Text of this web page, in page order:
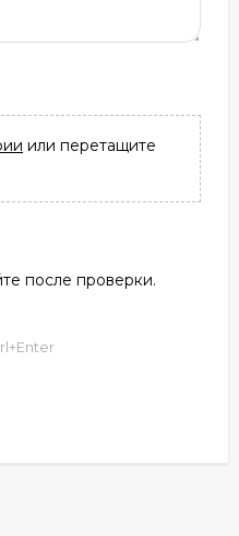
или перетащите
после проверки.